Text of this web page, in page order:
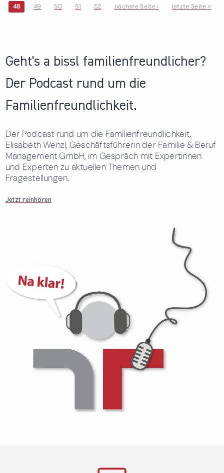
Seiten
48 49 50 51 52 nächste Seite › letzte Seite »
Geht's a bissl familienfreundlicher?
Der Podcast rund um die
Familienfreundlichkeit.
Der Podcast rund um die Familienfreundlichkeit.
Elisabeth Wenzl, Geschäftsführerin der Familie & Beruf
Management GmbH, im Gespräch mit Expertinnen
und Experten zu aktuellen Themen und
Fragestellungen.
Jetzt reinhören